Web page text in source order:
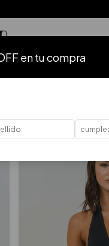
en tu compra